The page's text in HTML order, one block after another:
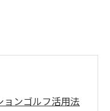
ンゴルフ活用法